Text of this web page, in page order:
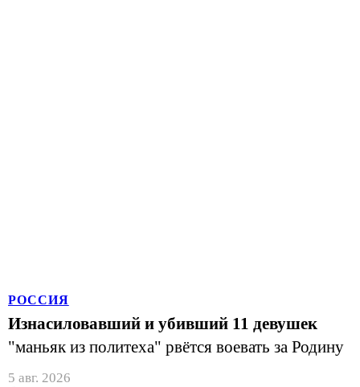
РОССИЯ
Изнасиловавший и убивший 11 девушек
"маньяк из политеха" рвётся воевать за Родину
5 авг. 2026